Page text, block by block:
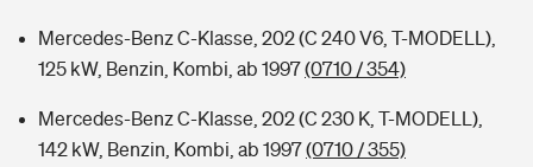
Mercedes-Benz C-Klasse, 202 (C 240 V6, T-MODELL),
125 kW, Benzin, Kombi, ab 1997(0710 / 354)
Mercedes-Benz C-Klasse, 202 (C 230 K, T-MODELL),
142 kW, Benzin, Kombi, ab 1997(0710 / 355)